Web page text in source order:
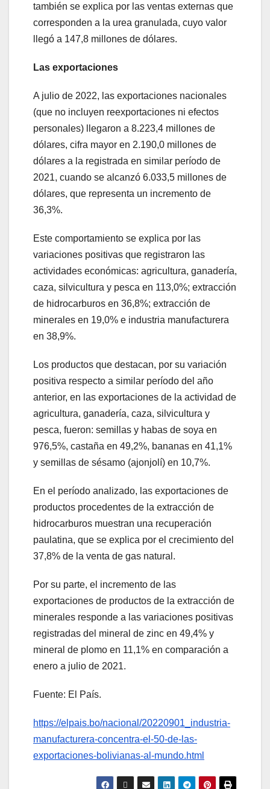
también se explica por las ventas externas que
corresponden a la urea granulada, cuyo valor
llegó a 147,8 millones de dólares.
Las exportaciones
A julio de 2022, las exportaciones nacionales
(que no incluyen reexportaciones ni efectos
personales) llegaron a 8.223,4 millones de
dólares, cifra mayor en 2.190,0 millones de
dólares a la registrada en similar período de
2021, cuando se alcanzó 6.033,5 millones de
dólares, que representa un incremento de
36,3%.
Este comportamiento se explica por las
variaciones positivas que registraron las
actividades económicas: agricultura, ganadería,
caza, silvicultura y pesca en 113,0%; extracción
de hidrocarburos en 36,8%; extracción de
minerales en 19,0% e industria manufacturera
en 38,9%.
Los productos que destacan, por su variación
positiva respecto a similar período del año
anterior, en las exportaciones de la actividad de
agricultura, ganadería, caza, silvicultura y
pesca, fueron: semillas y habas de soya en
976,5%, castaña en 49,2%, bananas en 41,1%
y semillas de sésamo (ajonjolí) en 10,7%.
En el período analizado, las exportaciones de
productos procedentes de la extracción de
hidrocarburos muestran una recuperación
paulatina, que se explica por el crecimiento del
37,8% de la venta de gas natural.
Por su parte, el incremento de las
exportaciones de productos de la extracción de
minerales responde a las variaciones positivas
registradas del mineral de zinc en 49,4% y
mineral de plomo en 11,1% en comparación a
enero a julio de 2021.
Fuente: El País.
https://elpais.bo/nacional/20220901_industria-
manufacturera-concentra-el-50-de-las-
exportaciones-bolivianas-al-mundo.html